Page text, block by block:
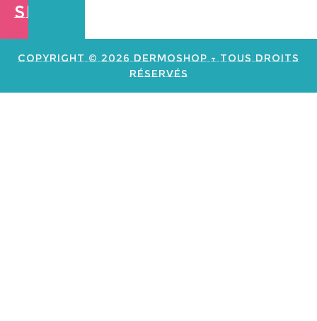
Shop
Copyright © 2026 Dermoshop - Tous Droits
Réservés